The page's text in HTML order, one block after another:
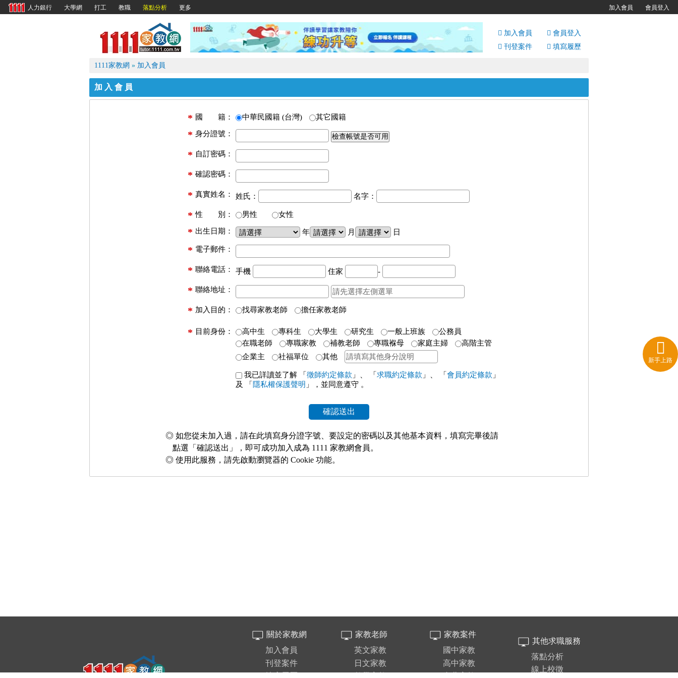
加入會員 會員登入
新手上路
刊登案件 填寫履歷
1111家教網 » 加入會員
加入會員
* 國 籍： 中華民國籍 (台灣) 其它國籍
* 身分證號 ：
* 自訂密碼：
* 確認密碼：
* 真實姓名： 姓氏： 名字：
* 性 別： 男性 女性
* 出生日期： 年 月 日
* 電子郵件：
* 聯絡電話： 手機 住家 -
* 聯絡地址：
* 加入目的： 找尋家教老師 擔任家教老師
* 目前身份： 高中生 專科生 大學生 研究生 一般上班族
公務員
在職老師
專職家教 補教老師 專職褓母 家庭主婦
高階主管
企業主
社福單位 其他
我已詳讀並了解 「 徵師約定條款 」、 「 求職約定條款 」、 「 會員約定條款 」
及 「 隱私權保護聲明 」，並同意遵守 。
確認送出
◎ 如您從未加入過，請在此填寫身分證字號、要設定的密碼以及其他基本資料，填寫完畢後請
點選「確認送出」，即可成功加入成為 1111 家教網會員。
◎ 使用此服務，請先啟動瀏覽器的 Cookie 功能。
關於家教網
加入會員
刊登案件
家教老師
英文家教
日文家教
家教案件
國中家教
高中家教
其他求職服務
落點分析
線上校徵
人力銀行 大學網 打工 教職 落點分析 更多 加入會員 會員登入